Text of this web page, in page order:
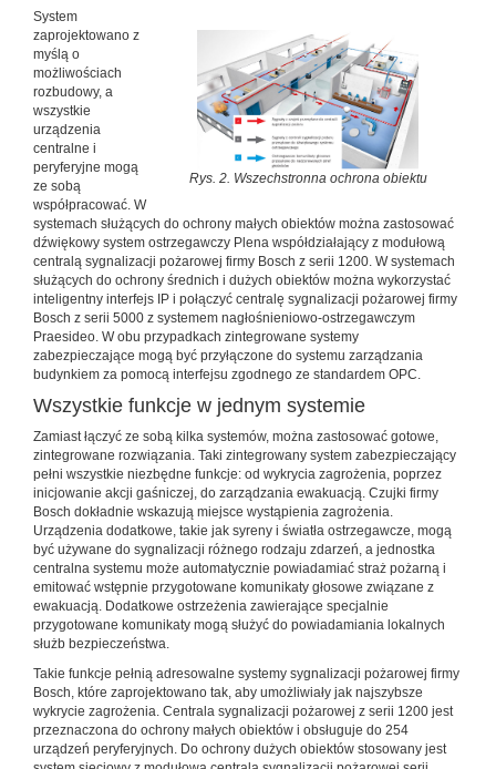
Rys. 2. Wszechstronna ochrona obiektu
System
zaprojektowano z
myślą o
możliwościach
rozbudowy, a
wszystkie
urządzenia
centralne i
peryferyjne mogą
ze sobą
współpracować. W
systemach służących do ochrony małych obiektów można zastosować
dźwiękowy system ostrzegawczy Plena współdziałający z modułową
centralą sygnalizacji pożarowej firmy Bosch z serii 1200. W systemach
służących do ochrony średnich i dużych obiektów można wykorzystać
inteligentny interfejs IP i połączyć centralę sygnalizacji pożarowej firmy
Bosch z serii 5000 z systemem nagłośnieniowo-ostrzegawczym
Praesideo. W obu przypadkach zintegrowane systemy
zabezpieczające mogą być przyłączone do systemu zarządzania
budynkiem za pomocą interfejsu zgodnego ze standardem OPC.
Wszystkie funkcje w jednym systemie
Zamiast łączyć ze sobą kilka systemów, można zastosować gotowe,
zintegrowane rozwiązania. Taki zintegrowany system zabezpieczający
pełni wszystkie niezbędne funkcje: od wykrycia zagrożenia, poprzez
inicjowanie akcji gaśniczej, do zarządzania ewakuacją. Czujki firmy
Bosch dokładnie wskazują miejsce wystąpienia zagrożenia.
Urządzenia dodatkowe, takie jak syreny i światła ostrzegawcze, mogą
być używane do sygnalizacji różnego rodzaju zdarzeń, a jednostka
centralna systemu może automatycznie powiadamiać straż pożarną i
emitować wstępnie przygotowane komunikaty głosowe związane z
ewakuacją. Dodatkowe ostrzeżenia zawierające specjalnie
przygotowane komunikaty mogą służyć do powiadamiania lokalnych
służb bezpieczeństwa.
Takie funkcje pełnią adresowalne systemy sygnalizacji pożarowej firmy
Bosch, które zaprojektowano tak, aby umożliwiały jak najszybsze
wykrycie zagrożenia. Centrala sygnalizacji pożarowej z serii 1200 jest
przeznaczona do ochrony małych obiektów i obsługuje do 254
urządzeń peryferyjnych. Do ochrony dużych obiektów stosowany jest